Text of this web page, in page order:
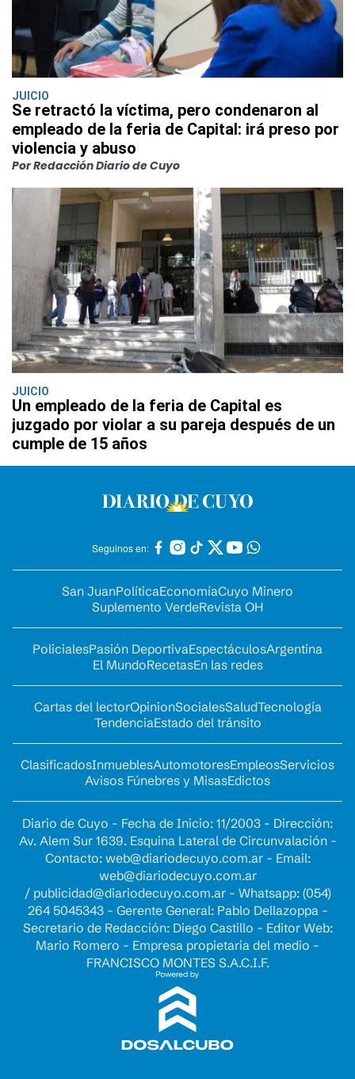
JUICIO
Se retractó la víctima, pero condenaron al
empleado de la feria de Capital: irá preso por
violencia y abuso
Por Redacción Diario de Cuyo
JUICIO
Un empleado de la feria de Capital es
juzgado por violar a su pareja después de un
cumple de 15 años
Seguinos en:
San JuanPolíticaEconomíaCuyo Minero
Suplemento VerdeRevista OH
PolicialesPasión DeportivaEspectáculosArgentina
El MundoRecetasEn las redes
Cartas del lectorOpinionSocialesSaludTecnología
TendenciaEstado del tránsito
ClasificadosInmueblesAutomotoresEmpleosServicios
Avisos Fúnebres y MisasEdictos
Diario de Cuyo - Fecha de Inicio: 11/2003 - Dirección:
Av. Alem Sur 1639. Esquina Lateral de Circunvalación -
Contacto: web@diariodecuyo.com.ar- Email:
web@diariodecuyo.com.ar
/ publicidad@diariodecuyo.com.ar- Whatsapp: (054)
264 5045343 - Gerente General: Pablo Dellazoppa -
Secretario de Redacción: Diego Castillo - Editor Web:
Mario Romero - Empresa propietaria del medio -
FRANCISCO MONTES S.A.C.I.F.